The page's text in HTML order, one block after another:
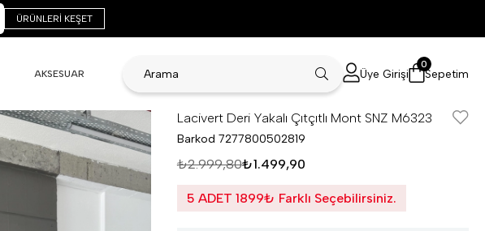
ÜRÜNLERİ KEŞET
AKSESUAR Üye Girişi Sepetim
0
Lacivert Deri Yakalı Çıtçıtlı Mont SNZ M6323
Barkod 7277800502819
₺2.999,80₺1.499,90
5 ADET 1899₺ Farklı Seçebilirsiniz.